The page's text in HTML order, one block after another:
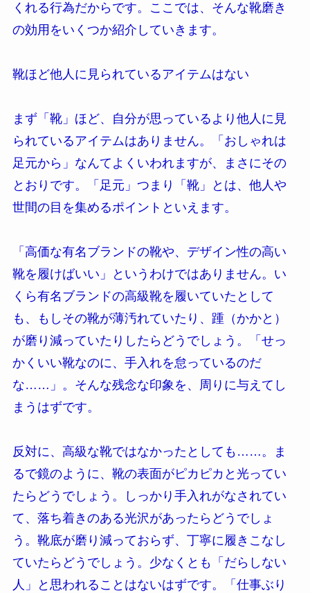
くれる行為だからです。ここでは、そんな靴磨き
の効用をいくつか紹介していきます。
靴ほど他人に見られているアイテムはない
まず「靴」ほど、自分が思っているより他人に見
られているアイテムはありません。「おしゃれは
足元から」なんてよくいわれますが、まさにその
とおりです。「足元」つまり「靴」とは、他人や
世間の目を集めるポイントといえます。
「高価な有名ブランドの靴や、デザイン性の高い
靴を履けばいい」というわけではありません。い
くら有名ブランドの高級靴を履いていたとして
も、もしその靴が薄汚れていたり、踵（かかと）
が磨り減っていたりしたらどうでしょう。「せっ
かくいい靴なのに、手入れを怠っているのだ
な……」。そんな残念な印象を、周りに与えてし
まうはずです。
反対に、高級な靴ではなかったとしても……。ま
るで鏡のように、靴の表面がピカピカと光ってい
たらどうでしょう。しっかり手入れがなされてい
て、落ち着きのある光沢があったらどうでしょ
う。靴底が磨り減っておらず、丁寧に履きこなし
ていたらどうでしょう。少なくとも「だらしない
人」と思われることはないはずです。「仕事ぶり